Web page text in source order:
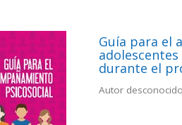
Guía para el
durante el
Autor desconocido